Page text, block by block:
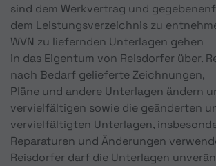
sind dem Werkvertrag und
dem Leistungsverzeichnis zu
WVN zu liefernden Unterlagen gehen
in das Eigentum von Reisdorfer über.
nach Bedarf gelieferte Zeichnungen,
Pläne und andere Unterlagen ändern
vervielfältigen sowie die geänderten
vervielfältigten Unterlagen,
Reparaturen und Änderungen
Reisdorfer darf die Unterlagen